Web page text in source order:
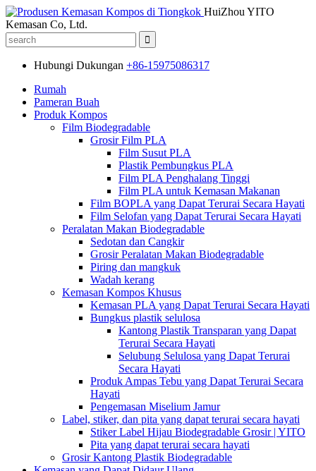
HuiZhou YITO
Kemasan Co, Ltd.
Hubungi Dukungan +86-15975086317
Rumah
Pameran Buah
Produk Kompos
Film Biodegradable
Grosir Film PLA
Film Susut PLA
Plastik Pembungkus PLA
Film PLA Penghalang Tinggi
Film PLA untuk Kemasan Makanan
Film BOPLA yang Dapat Terurai Secara Hayati
Film Selofan yang Dapat Terurai Secara Hayati
Peralatan Makan Biodegradable
Sedotan dan Cangkir
Grosir Peralatan Makan Biodegradable
Piring dan mangkuk
Wadah kerang
Kemasan Kompos Khusus
Kemasan PLA yang Dapat Terurai Secara Hayati
Bungkus plastik selulosa
Kantong Plastik Transparan yang Dapat
Terurai Secara Hayati
Selubung Selulosa yang Dapat Terurai
Secara Hayati
Produk Ampas Tebu yang Dapat Terurai Secara
Hayati
Pengemasan Miselium Jamur
Label, stiker, dan pita yang dapat terurai secara hayati
Stiker Label Hijau Biodegradable Grosir | YITO
Pita yang dapat terurai secara hayati
Grosir Kantong Plastik Biodegradable